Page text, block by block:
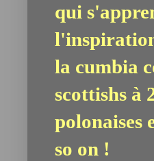
qui
la cumbia
scottishs à
polonaises
so on !